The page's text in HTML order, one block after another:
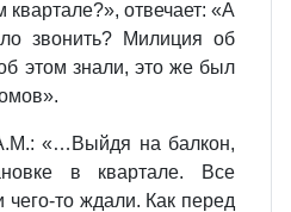
квартале?», отвечает: «А
звонить? Милиция об
этом знали, это же был
«…Выйдя на балкон,
в квартале. Все
чего-то ждали. Как перед